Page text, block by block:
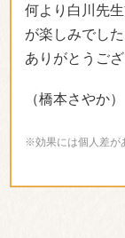
何より白川先
が楽しみでした
ありがとうござ
（橋本さやか）
※効果には個人差が